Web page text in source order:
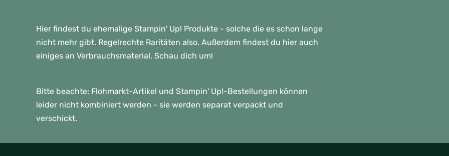
Hier findest du ehemalige Stampin' Up! Produkte - solche die es schon lange
nicht mehr gibt. Regelrechte Raritäten also. Außerdem findest du hier auch
einiges an Verbrauchsmaterial. Schau dich um!
Bitte beachte: Flohmarkt-Artikel und Stampin' Up!-Bestellungen können
leider nicht kombiniert werden - sie werden separat verpackt und
verschickt.